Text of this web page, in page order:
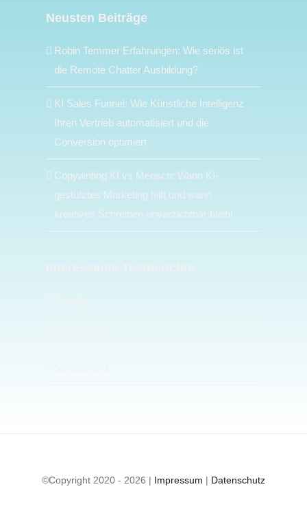
Neusten Beiträge
Robin Temmer Erfahrungen: Wie seriös ist
die Remote Chatter Ausbildung?
KI Sales Funnel: Wie Künstliche Intelligenz
Ihren Vertrieb automatisiert und die
Conversion optimiert
Copywriting KI vs Mensch: Wann KI-
gestütztes Marketing hilft und wann
kreatives Schreiben unverzichtbar bleibt
Interessante Testberichte
©Copyright 2020 - 2026 | Impressum | Datenschutz